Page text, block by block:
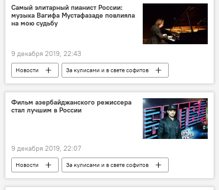
ЖИЗНЬ
контрабанда
наркотики
Государственный таможенный комитет АР
Самый элитарный пианист России:
музыка Вагифа Мустафазаде повлияла
на мою судьбу
9 декабря 2019, 22:43
Новости
За кулисами и в свете софитов
Азербайджан
Культура
ЖИЗНЬ
Россия
Вагиф Мустафазаде
Фильм азербайджанского режиссера
стал лучшим в России
9 декабря 2019, 22:07
Новости
За кулисами и в свете софитов
Азербайджан
Культура
ЖИЗНЬ